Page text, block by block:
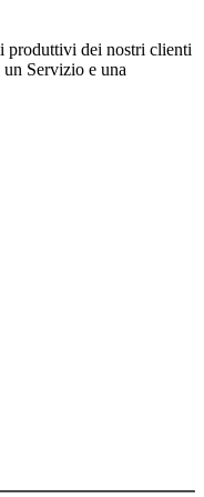
produttivi dei nostri clienti
Servizio e una